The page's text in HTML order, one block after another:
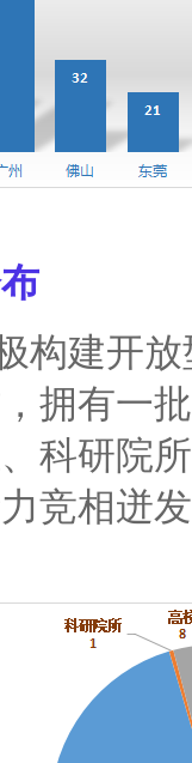
构建开
拥有一
科研院
竞相迸